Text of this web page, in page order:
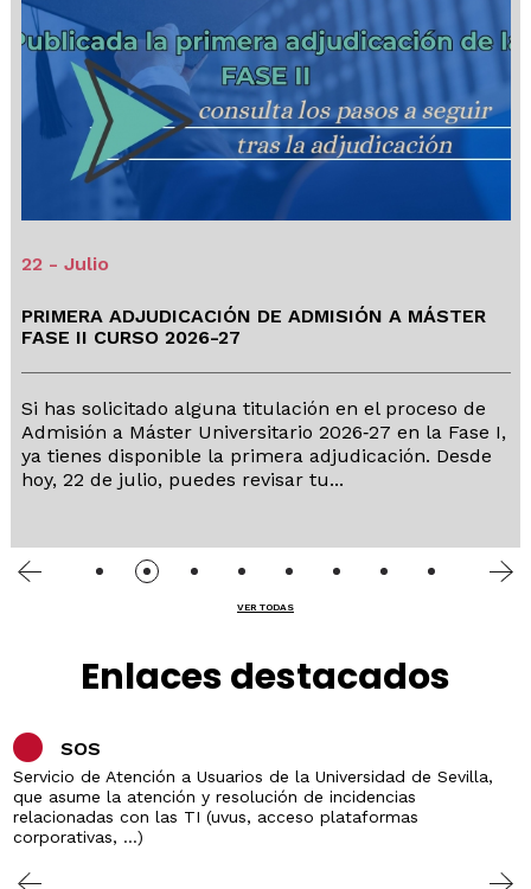
22 - Julio
PRIMERA ADJUDICACIÓN DE ADMISIÓN A MÁSTER
FASE II CURSO 2026-27
Si has solicitado alguna titulación en el proceso de
Admisión a Máster Universitario 2026‑27 en la Fase I,
ya tienes disponible la primera adjudicación. Desde
hoy, 22 de julio, puedes revisar tu...
VER TODAS
Enlaces destacados
SOS
Servicio de Atención a Usuarios de la Universidad de Sevilla,
que asume la atención y resolución de incidencias
relacionadas con las TI (uvus, acceso plataformas
corporativas, ...)